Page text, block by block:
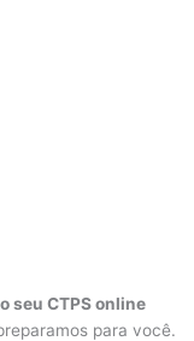
seu CTPS online
para você.